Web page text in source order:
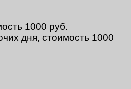
1000 руб.
дня, стоимость 1000